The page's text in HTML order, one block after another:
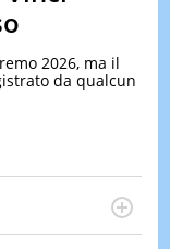
&
DI
OGGI
LE
2026, ma il
da qualcun
di